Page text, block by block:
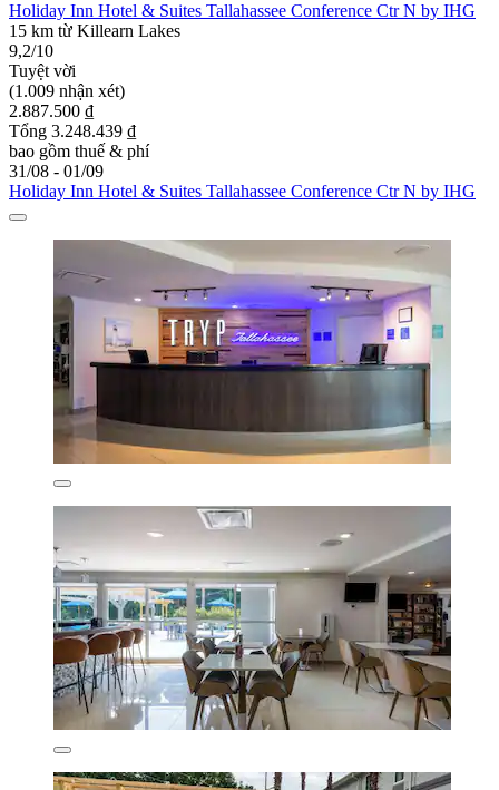
Holiday Inn Hotel & Suites Tallahassee Conference Ctr N by IHG
15 km từ Killearn Lakes
9,2/10
Tuyệt vời
(1.009 nhận xét)
2.887.500 ₫
Tổng 3.248.439 ₫
bao gồm thuế & phí
31/08 - 01/09
Holiday Inn Hotel & Suites Tallahassee Conference Ctr N by IHG